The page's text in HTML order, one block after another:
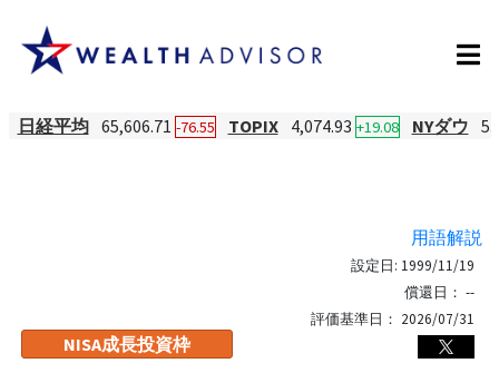
日経平均 65,606.71 -76.55 TOPIX 4,074.93 +19.08 NYダウ
用語解説
NISA成長投資枠
設定日: 1999/11/19
償還日： --
評価基準日： 2026/07/31